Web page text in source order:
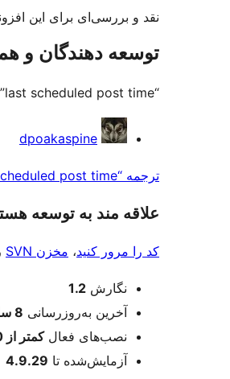
نقد و بررسی‌ای برای این
توسعه دهندگان و
“last scheduled post time” نرم افزار متن باز است. افراد زیر در این افزونه مشارکت کرده‌اند.
مشارکت
dpoakaspine
ترجمه “last scheduled post time” به زبان شما.
علاقه‌ مند به توسعه
کد را مرور کنید، مخزن SVN
اطلاعات
نگارش 1.2
آخرین به‌روزرسانی 8 سال
نصب‌های فعالکمتر از 10
آزمایش‌شده تا 4.9.29